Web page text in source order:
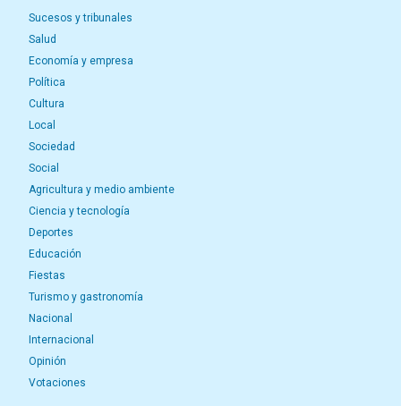
Sucesos y tribunales
Salud
Economía y empresa
Política
Cultura
Local
Sociedad
Social
Agricultura y medio ambiente
Ciencia y tecnología
Deportes
Educación
Fiestas
Turismo y gastronomía
Nacional
Internacional
Opinión
Votaciones